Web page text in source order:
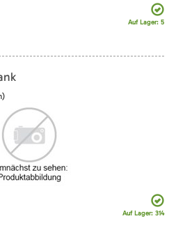
Auf Lager: 5
Auf Lager: 314